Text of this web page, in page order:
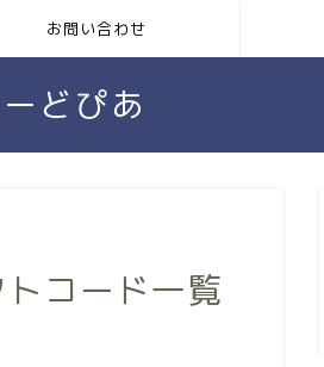
お問い合わせ
どぴあ
コード一覧